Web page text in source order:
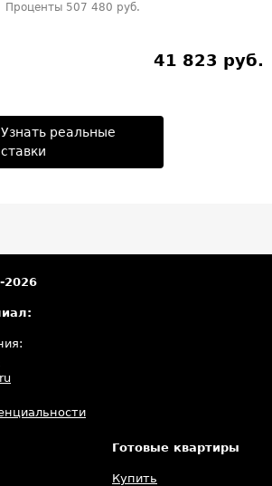
Проценты 507 480 руб.
41 823 руб.
Узнать реальные
ставки
2026
Готовые квартиры
Купить